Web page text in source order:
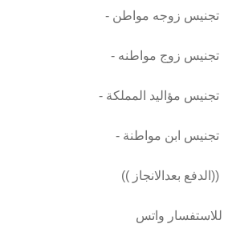
(( الدفع بعدالانجاز))
للاستفسار واتس